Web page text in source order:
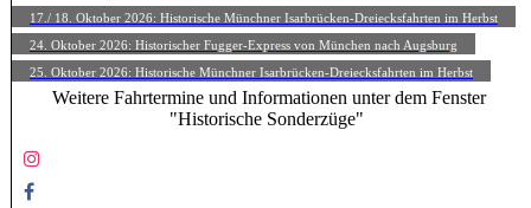
17./ 18. Oktober 2026: Historische Münchner Isarbrücken-Dreiecksfahrten im Herbst
24. Oktober 2026: Historischer Fugger-Express von München nach Augsburg
25. Oktober 2026: Historische Münchner Isarbrücken-Dreiecksfahrten im Herbst
Weitere Fahrtermine und Informationen unter dem Fenster
"Historische Sonderzüge"